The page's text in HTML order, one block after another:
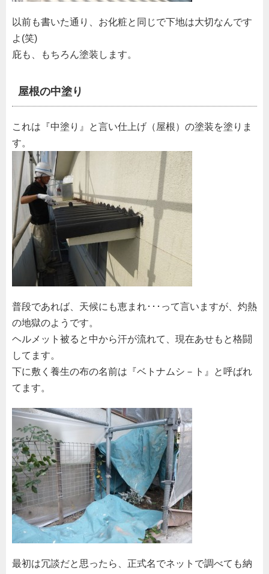
以前も書いた通り、お化粧と同じで下地は大切なんです
よ(笑)
庇も、もちろん塗装します。
屋根の中塗り
これは『中塗り』と言い仕上げ（屋根）の塗装を塗りま
す。
普段であれば、天候にも恵まれ･･･って言いますが、灼熱
の地獄のようです。
ヘルメット被ると中から汗が流れて、現在あせもと格闘
してます。
下に敷く養生の布の名前は『ベトナムシ－ト』と呼ばれ
てます。
最初は冗談だと思ったら、正式名でネットで調べても納